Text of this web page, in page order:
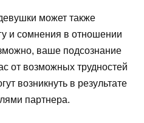
может также
и сомнения в отношении
ваше подсознание
от возможных трудностей
возникнуть в результате
партнера.